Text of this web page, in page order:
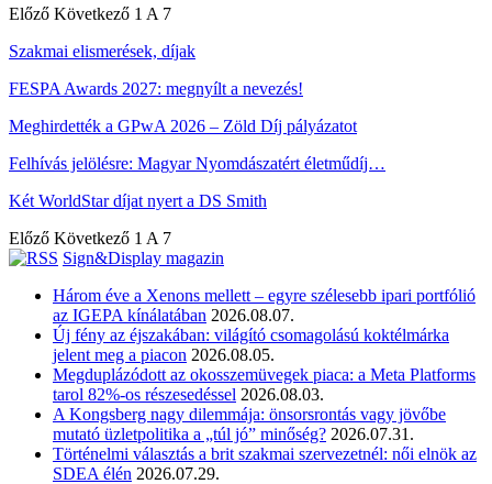
Előző Következő 1 A 7
Szakmai elismerések, díjak
FESPA Awards 2027: megnyílt a nevezés!
Meghirdették a GPwA 2026 – Zöld Díj pályázatot
Felhívás jelölésre: Magyar Nyomdászatért életműdíj…
Két WorldStar díjat nyert a DS Smith
Előző Következő 1 A 7
Sign&Display magazin
Három éve a Xenons mellett – egyre szélesebb ipari portfólió
az IGEPA kínálatában 2026.08.07.
Új fény az éjszakában: világító csomagolású koktélmárka
jelent meg a piacon 2026.08.05.
Megduplázódott az okosszemüvegek piaca: a Meta Platforms
tarol 82%-os részesedéssel 2026.08.03.
A Kongsberg nagy dilemmája: önsorsrontás vagy jövőbe
mutató üzletpolitika a „túl jó” minőség? 2026.07.31.
Történelmi választás a brit szakmai szervezetnél: női elnök az
SDEA élén 2026.07.29.